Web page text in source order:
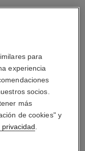
para
experiencia
socios.
más
de cookies" y
privacidad